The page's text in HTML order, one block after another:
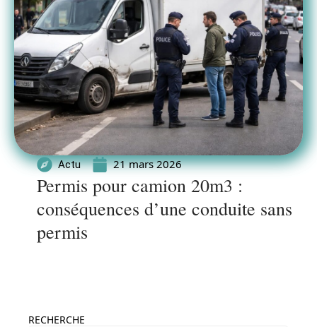
Actu 21 mars 2026
Permis pour camion 20m3 :
conséquences d’une conduite sans
permis
RECHERCHE